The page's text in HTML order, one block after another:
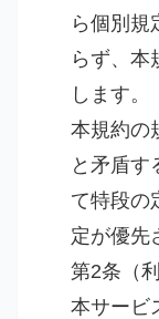
ら個別規
らず、本
します。
本規約の
と矛盾す
て特段の
定が優先
第2条（
本サービ